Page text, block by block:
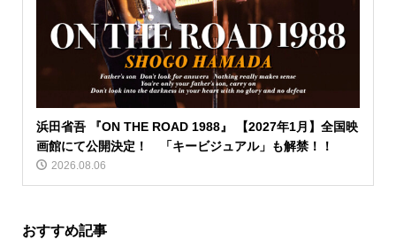
浜田省吾 『ON THE ROAD 1988』 【2027年1月】全国映
画館にて公開決定！ 「キービジュアル」も解禁！！
2026.08.06
おすすめ記事